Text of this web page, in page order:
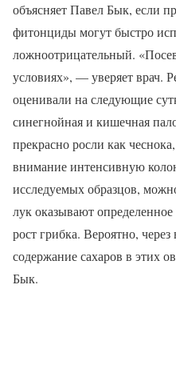
объясняет Павел Бык, если
фитонциды могут быстро
ложноотрицательный.
условиях», — уверяет врач.
оценивали на следующие
синегнойная и кишечная
прекрасно росли как
внимание интенсивную
исследуемых образцов,
лук оказывают
рост грибка. Вероятно,
содержание сахаров в этих
Бык.